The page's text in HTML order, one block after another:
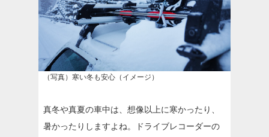
（写真）寒い冬も安心（イメージ）
真冬や真夏の車中は、想像以上に寒かったり、
暑かったりしますよね。ドライブレコーダーの